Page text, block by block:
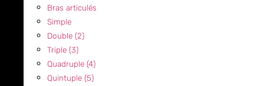
Bras articulés
Simple
Double (2)
Triple (3)
Quadruple (4)
Quintuple (5)